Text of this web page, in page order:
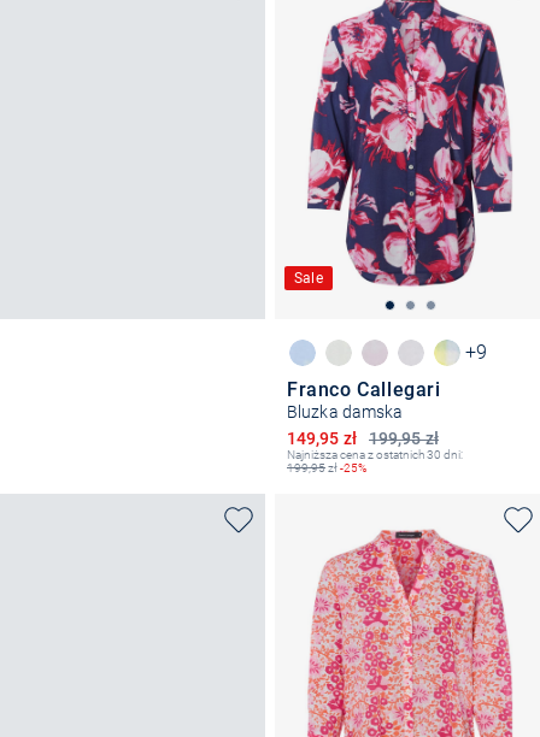
Sale
+9
Franco Callegari
Bluzka damska
199,95 zł
Obniżona cena
149,95 zł
Najniższa cena z ostatnich 30 dni:
199,95zł-25%